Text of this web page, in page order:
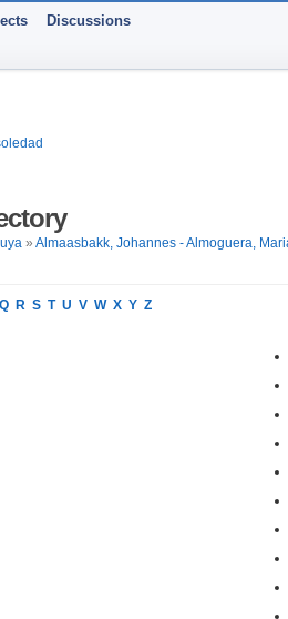
Discussions
» Almaasbakk, Johannes - Almoguera,
Q R S T U V W X Y Z